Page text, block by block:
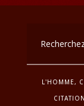
L'HOMME,